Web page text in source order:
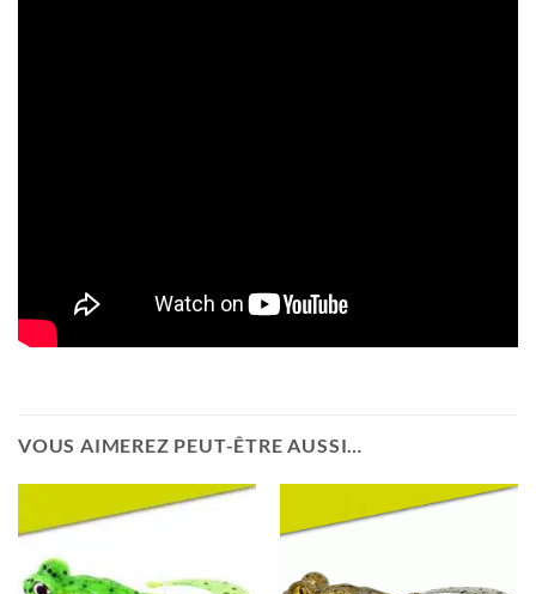
Avis des clients
VOUS AIMEREZ PEUT-ÊTRE AUSSI…